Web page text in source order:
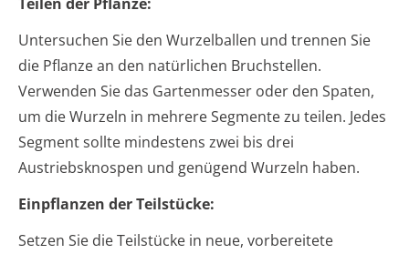
Teilen der Pflanze:
Untersuchen Sie den Wurzelballen und trennen Sie
die Pflanze an den natürlichen Bruchstellen.
Verwenden Sie das Gartenmesser oder den Spaten,
um die Wurzeln in mehrere Segmente zu teilen. Jedes
Segment sollte mindestens zwei bis drei
Austriebsknospen und genügend Wurzeln haben.
Einpflanzen der Teilstücke:
Setzen Sie die Teilstücke in neue, vorbereitete